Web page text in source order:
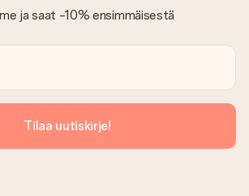
että lahja toimitetaan suoraan
tekee siitä todellisen yllätyksen!
ja saat -10% ensimmäisestä
Tilaa uutiskirje!